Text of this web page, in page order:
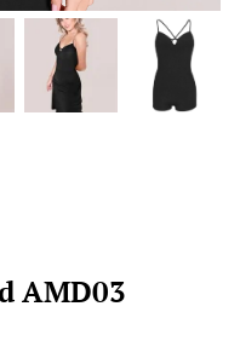
AMD03